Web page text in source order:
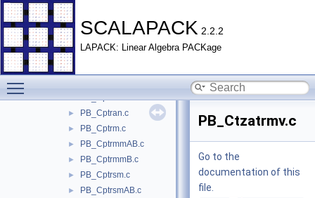
SCALAPACK 2.2.2
LAPACK: Linear Algebra PACKage
►
► PB_Cpsyr2.c
► PB_Cpsyr2kA.c
► PB_Cpsyr2kAC.c
►
► PB_Cptradd.c
► PB_Cptran.c
► PB_Cptrm.c
► PB_CptrmmAB.c
► PB_CptrmmB.c
► PB_Cptrsm.c
► PB_CptrsmAB.c
PB_Ctzatrmv.c
Go to the
documentation of this
file.